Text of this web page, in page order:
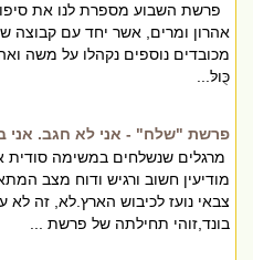
פרשת השבוע מספרת לנו את
אהרון ומרים, אשר יחד עם קבוצה
מכובדים נוספים נקהלו על משה
כֻּולּ...
פרשת "שלח" - אני לא חגב. אני
מרגלים שנשלחים במשימה סודית
מודיעין חשוב ורגיש ודוח מצב
צבאי נועז לכיבוש הארץ.לא, זה
בונד,זוהי תחילתה של פרשת ...